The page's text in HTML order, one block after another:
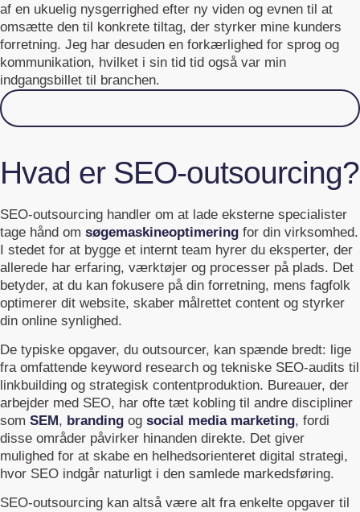
af en ukuelig nysgerrighed efter ny viden og evnen til at
omsætte den til konkrete tiltag, der styrker mine kunders
forretning. Jeg har desuden en forkærlighed for sprog og
kommunikation, hvilket i sin tid tid også var min
indgangsbillet til branchen.
Hvad er SEO-outsourcing?
SEO-outsourcing handler om at lade eksterne specialister
tage hånd om søgemaskineoptimering for din virksomhed.
I stedet for at bygge et internt team hyrer du eksperter, der
allerede har erfaring, værktøjer og processer på plads. Det
betyder, at du kan fokusere på din forretning, mens fagfolk
optimerer dit website, skaber målrettet content og styrker
din online synlighed.
De typiske opgaver, du outsourcer, kan spænde bredt: lige
fra omfattende keyword research og tekniske SEO-audits til
linkbuilding og strategisk contentproduktion. Bureauer, der
arbejder med SEO, har ofte tæt kobling til andre discipliner
som SEM, branding og social media marketing, fordi
disse områder påvirker hinanden direkte. Det giver
mulighed for at skabe en helhedsorienteret digital strategi,
hvor SEO indgår naturligt i den samlede markedsføring.
SEO-outsourcing kan altså være alt fra enkelte opgaver til